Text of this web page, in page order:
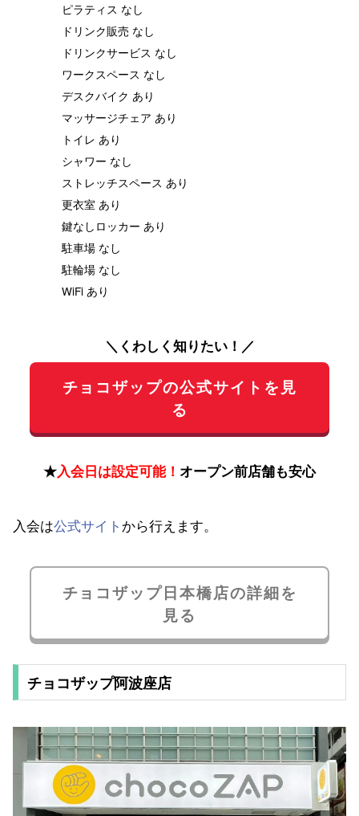
ピラティス なし
ドリンク販売 なし
ドリンクサービス なし
ワークスペース なし
デスクバイク あり
マッサージチェア あり
トイレ あり
シャワー なし
ストレッチスペース あり
更衣室 あり
鍵なしロッカー あり
駐車場 なし
駐輪場 なし
WiFi あり
＼くわしく知りたい！／
チョコザップの公式サイトを見
る
★入会日は設定可能！ オープン前店舗も安心
入会は公式サイト から行えます。
チョコザップ日本橋店の詳細を
見る
チョコザップ阿波座店